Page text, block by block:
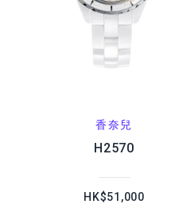
香奈兒
H2570
HK$51,000